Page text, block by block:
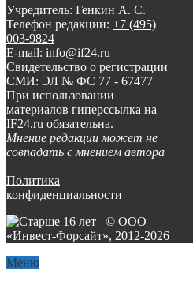
Учредитель: Генкин А. С.
Телефон редакции: +7 (495)
003-9824
E-mail: info@if24.ru
Свидетельство о регистрации
СМИ: ЭЛ № ФС 77 - 67477
При использовании
материалов гиперссылка на
IF24.ru обязательна.
Мнение редакции может не
совпадать с мнением автора
Политика
конфиденциальности
© ООО
«Инвест-Форсайт», 2012-2026
Меню